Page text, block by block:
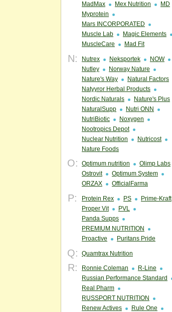
MadMax
Mex Nutrition
MD
Myprotein
Mars INCORPORATED
Muscle Lab
Magic Elements
MuscleCare
Mad Fit
N: Nutrex Neksportek
NOW
Nutley
Norway Nature
Nature's Way
Natural Factors
Natyyror Herbal Products
Nordic Naturals
Nature's Plus
NaturalSupp
Nutri ONN
NutriBiotic
Noxygen
Nootropics Depot
Nuclear Nutrition
Nutricost
Nature Foods
O: Optimum nutrition
Olimp Labs
Ostrovit
Optimum System
ORZAX
OfficialFarma
P: Protein Rex PS
Prime-Kraft
Proper Vit
PVL
Panda Supps
PREMIUM NUTRITION
Proactive
Puritans Pride
Q: Quamtrax Nutrition
R: Ronnie Coleman
R-Line
Russian Performance Standard
Real Pharm
RUSSPORT NUTRITION
Renew Actives
Rule One